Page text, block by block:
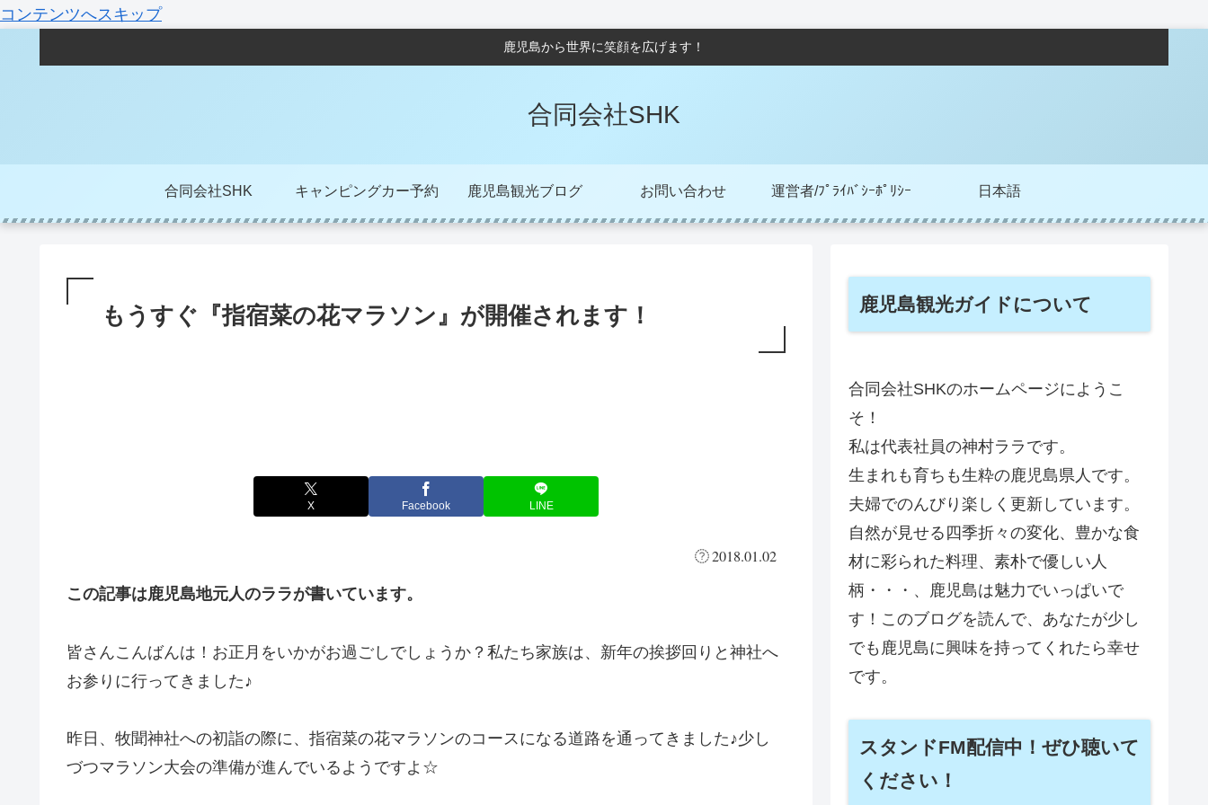
コンテンツへスキップ
鹿児島から世界に笑顔を広げます！
合同会社SHK
合同会社SHK キャンピングカー予約 鹿児島観光ブログ お問い合わせ 運営者/ﾌﾟﾗｲﾊﾞｼｰﾎﾟﾘｼｰ 日本語
もうすぐ『指宿菜の花マラソン』が開催されます！
X Facebook LINE
2018.01.02
この記事は鹿児島地元人のララが書いています。
皆さんこんばんは！お正月をいかがお過ごしでしょうか？私たち家族は、新年の挨拶回りと神社へ
お参りに行ってきました♪
昨日、牧聞神社への初詣の際に、指宿菜の花マラソンのコースになる道路を通ってきました♪少し
づつマラソン大会の準備が進んでいるようですよ☆
鹿児島観光ガイドについて
合同会社SHKのホームページにようこ
そ！
私は代表社員の神村ララです。
生まれも育ちも生粋の鹿児島県人です。
夫婦でのんびり楽しく更新しています。
自然が見せる四季折々の変化、豊かな食
材に彩られた料理、素朴で優しい人
柄・・・、鹿児島は魅力でいっぱいで
す！このブログを読んで、あなたが少し
でも鹿児島に興味を持ってくれたら幸せ
です。
スタンドFM配信中！ぜひ聴いて
ください！